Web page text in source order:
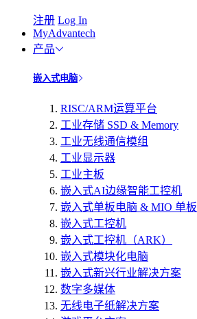
注册 Log In
MyAdvantech
产品
嵌入式电脑
RISC/ARM运算平台
工业存储 SSD & Memory
工业无线通信模组
工业显示器
工业主板
嵌入式AI边缘智能工控机
嵌入式单板电脑 & MIO 单板
嵌入式工控机
嵌入式工控机（ARK）
嵌入式模块化电脑
嵌入式新兴行业解决方案
数字多媒体
无线电子纸解决方案